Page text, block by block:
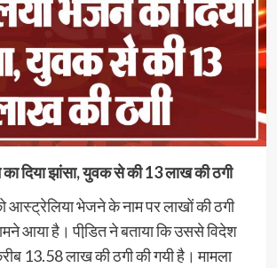
दिया झांसा, युवक से की 13 लाख की ठगी
आस्ट्रेलिया भेजने के नाम पर लाखों की ठगी
आया है। पीडि़त ने बताया कि उससे विदेश
13.58 लाख की ठगी की गयी है। मामला